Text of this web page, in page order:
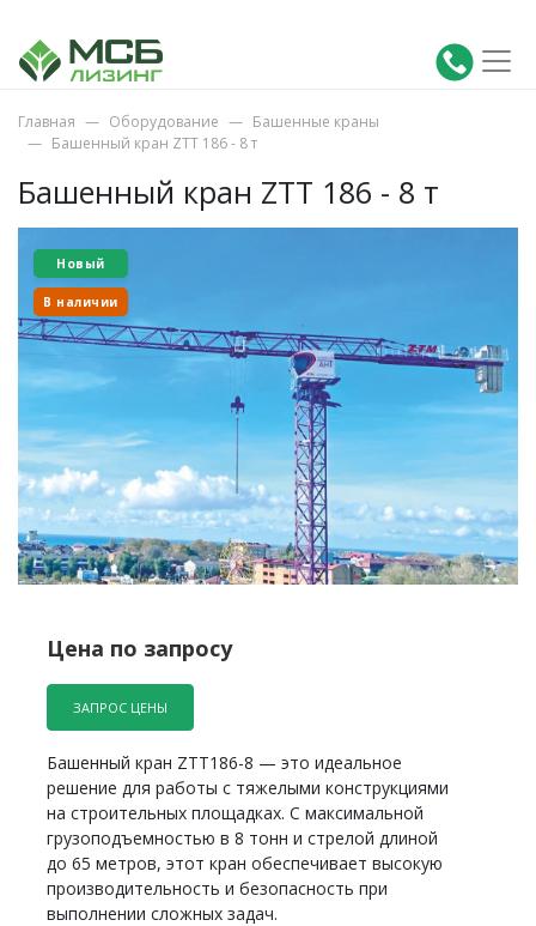
Главная Оборудование
Башенные краны
Башенный кран ZTT 186 - 8 т
Башенный кран ZTT 186 - 8 т
Новый
В наличии
Цена по запросу
ЗАПРОС ЦЕНЫ
Башенный кран ZTT186-8 — это идеальное
решение для работы с тяжелыми конструкциями
на строительных площадках. С максимальной
грузоподъемностью в 8 тонн и стрелой длиной
до 65 метров, этот кран обеспечивает высокую
производительность и безопасность при
выполнении сложных задач.